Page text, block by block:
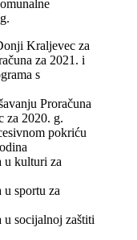
Kraljevec za
za 2021. i
s
Proračuna
za 2020. g.
pokriću
u kulturi za
u sportu za
u socijalnoj zaštiti